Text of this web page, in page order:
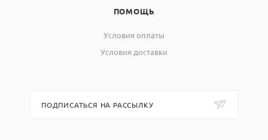
ПОМОЩЬ
Условия оплаты
Условия доставки
ПОДПИСАТЬСЯ НА РАССЫЛКУ